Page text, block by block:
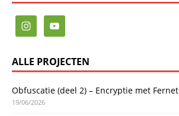
ALLE PROJECTEN
Obfuscatie (deel 2) – Encryptie met Fernet
19/06/2026